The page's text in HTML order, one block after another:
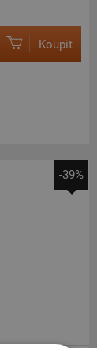
Koupit
-39%